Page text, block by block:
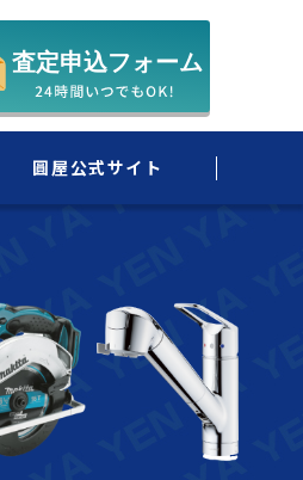
圓屋公式サイト